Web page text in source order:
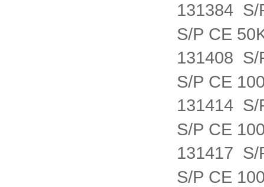
131384 S/
S/P CE
131408 S/
S/P CE
131414 S/
S/P CE
131417 S/
S/P CE